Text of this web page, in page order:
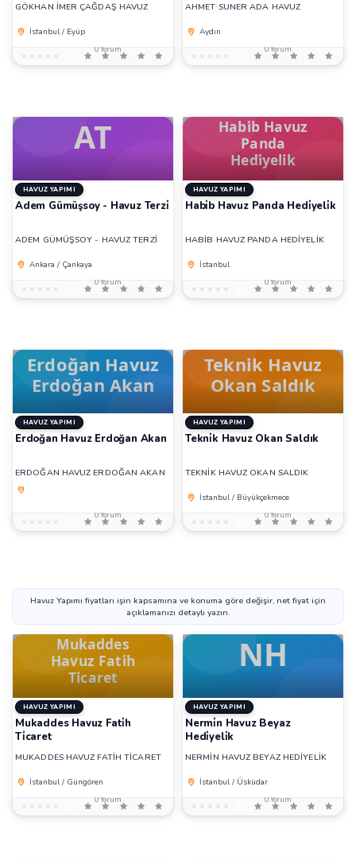
GÖKHAN İMER ÇAĞDAŞ HAVUZ
İstanbul / Eyüp
★★★★★
★★★★★
0 Yorum
AHMET SUNER ADA HAVUZ
Aydın
★★★★★
★★★★★
0 Yorum
HAVUZ YAPIMI
Adem Gümüşsoy - Havuz Terzi̇
ADEM GÜMÜŞSOY - HAVUZ TERZİ
Ankara / Çankaya
★★★★★
★★★★★
0 Yorum
HAVUZ YAPIMI
Habi̇b Havuz Panda Hedi̇yeli̇k
HABİB HAVUZ PANDA HEDİYELİK
İstanbul
★★★★★
★★★★★
0 Yorum
HAVUZ YAPIMI
Erdoğan Havuz Erdoğan Akan
ERDOĞAN HAVUZ ERDOĞAN AKAN
★★★★★
★★★★★
0 Yorum
HAVUZ YAPIMI
Tekni̇k Havuz Okan Saldık
TEKNİK HAVUZ OKAN SALDIK
İstanbul / Büyükçekmece
★★★★★
★★★★★
0 Yorum
Havuz Yapımı fiyatları işin kapsamına ve konuma göre değişir, net fiyat için
açıklamanızı detaylı yazın.
HAVUZ YAPIMI
Mukaddes Havuz Fati̇h
Ti̇caret
MUKADDES HAVUZ FATİH TİCARET
İstanbul / Güngören
★★★★★
★★★★★
0 Yorum
HAVUZ YAPIMI
Nermi̇n Havuz Beyaz
Hedi̇yeli̇k
NERMİN HAVUZ BEYAZ HEDİYELİK
İstanbul / Üsküdar
★★★★★
★★★★★
0 Yorum